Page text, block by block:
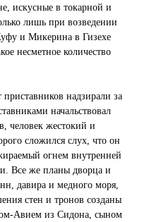
искусные в токарной и
лишь при возведении
и Микерина в Гизехе
несметное количество
надзирали за
начальствовал
человек жестокий и
сложился слух, что он
огнем внутренней
Все же планы дворца и
давира и медного моря,
стен и тронов созданы
Авием из Сидона, сыном